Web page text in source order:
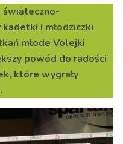
i młodziczki
młode Volejki
powód do radości
które wygrały